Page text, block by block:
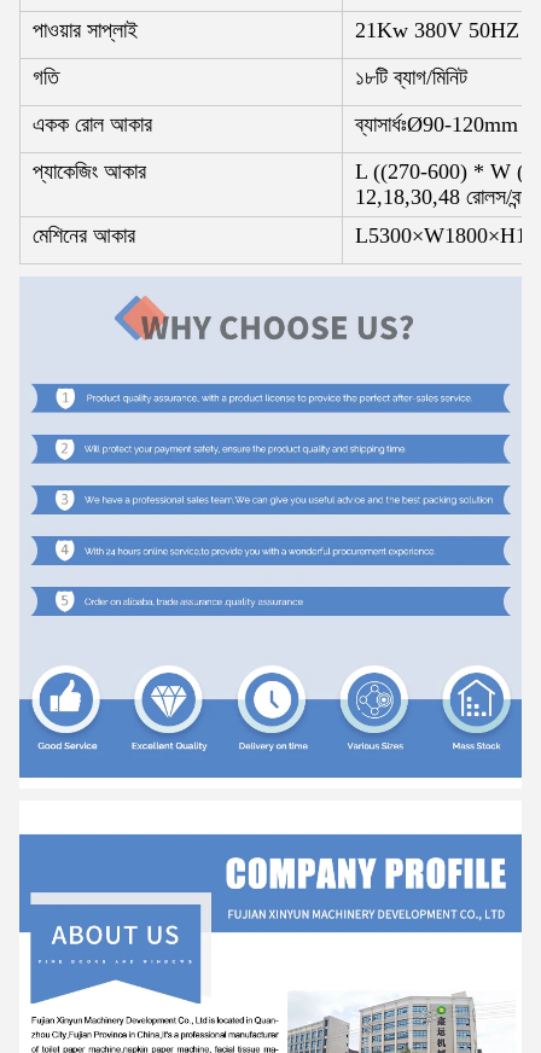
পাওয়ার সাপ্লাই
21Kw 380V 50HZ
গতি
১৮টি ব্যাগ/মিনিট
একক রোল আকার
ব্যাসার্ধঃØ90-120mm
প্যাকেজিং আকার
L ((270-600) * W
12,18,30,48 রোলস/
মেশিনের আকার